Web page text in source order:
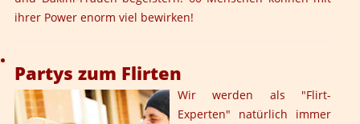
ihrer Power enorm viel bewirken!
Partys zum Flirten
Wir werden als "Flirt-
Experten" natürlich immer